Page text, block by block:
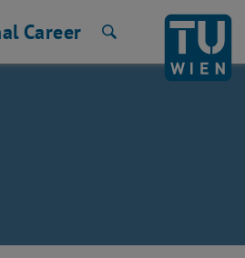
Career